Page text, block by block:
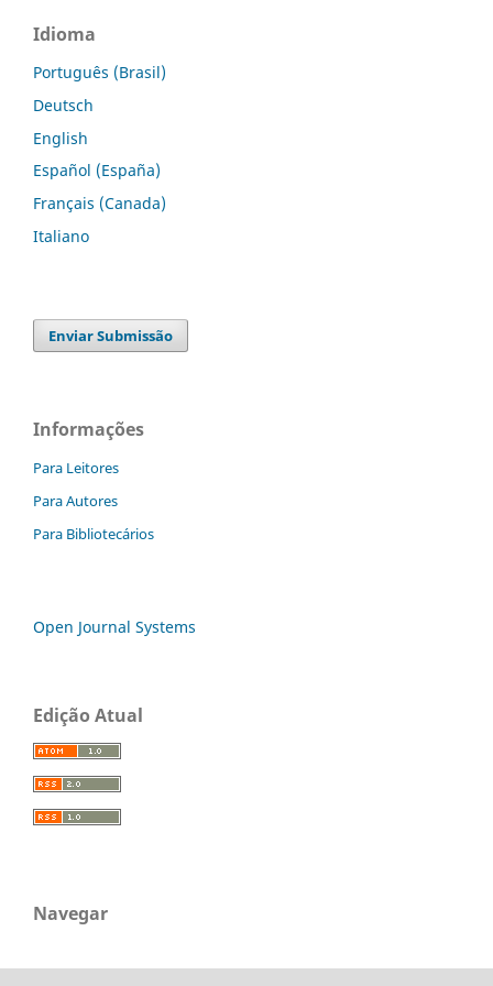
Idioma
Português (Brasil)
Deutsch
English
Español (España)
Français (Canada)
Italiano
Enviar Submissão
Informações
Para Leitores
Para Autores
Para Bibliotecários
Open Journal Systems
Edição Atual
Navegar